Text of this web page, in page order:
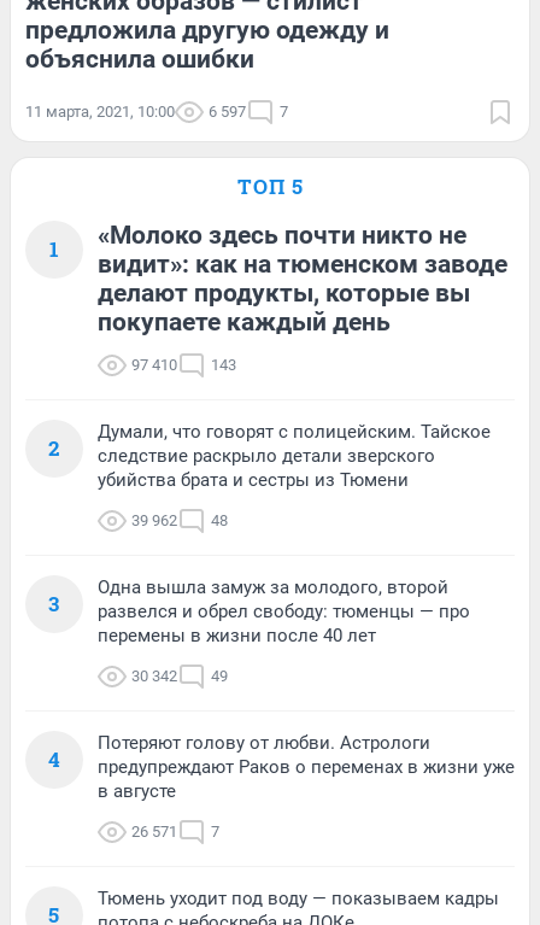
предложила другую одежду и
объяснила ошибки
11 марта, 2021, 10:00 6 597 7
ТОП 5
1
«Молоко здесь почти никто не
видит»: как на тюменском заводе
делают продукты, которые вы
покупаете каждый день
97 410 143
2
Думали, что говорят с полицейским. Тайское
следствие раскрыло детали зверского
убийства брата и сестры из Тюмени
39 962 48
3
Одна вышла замуж за молодого, второй
развелся и обрел свободу: тюменцы — про
перемены в жизни после 40 лет
30 342 49
4
Потеряют голову от любви. Астрологи
предупреждают Раков о переменах в жизни уже
в августе
26 571 7
5
Тюмень уходит под воду — показываем кадры